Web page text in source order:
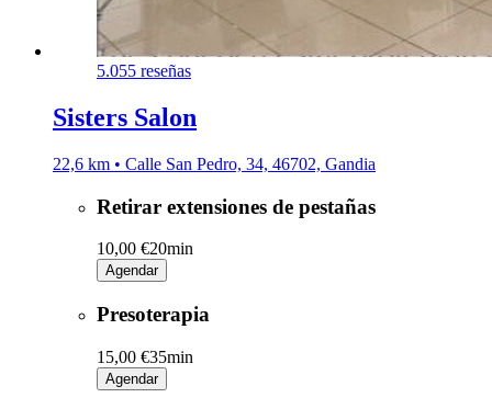
5.055 reseñas
Sisters Salon
22,6 km • Calle San Pedro, 34, 46702, Gandia
Retirar extensiones de pestañas
10,00 €20min
Agendar
Presoterapia
15,00 €35min
Agendar